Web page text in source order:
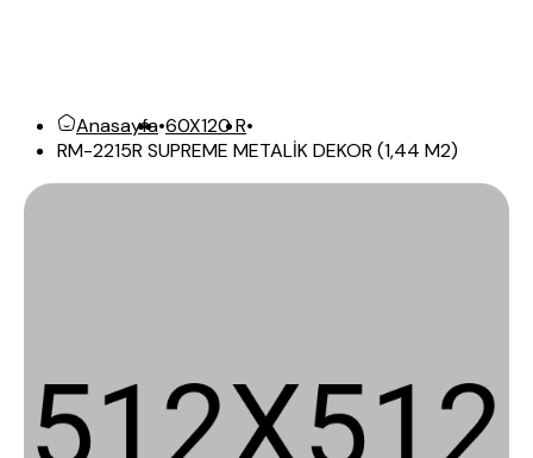
Anasayfa•60X120 R•
RM-2215R SUPREME METALİK DEKOR (1,44 M2)